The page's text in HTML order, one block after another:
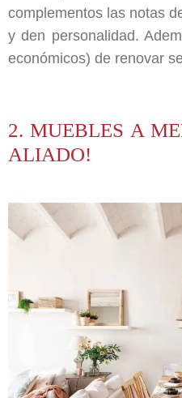
complementos las notas
y den personalidad.
económicos) de renovar
2. MUEBLES A
ALIADO!